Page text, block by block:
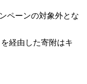
ペーンの対象外とな
経由した寄附はキ